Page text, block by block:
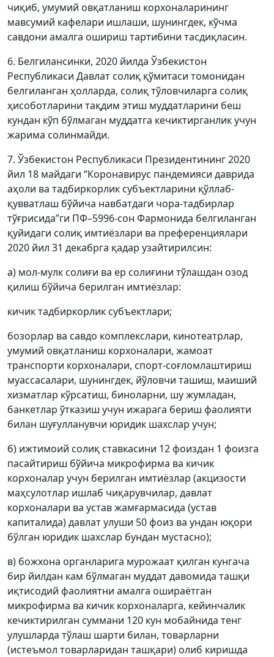
чиқиб, умумий овқатланиш корхоналарининг
мавсумий кафелари ишлаши, шунингдек, кўчма
савдони амалга ошириш тартибини тасдиқласин.
6. Белгилансинки, 2020 йилда Ўзбекистон
Республикаси Давлат солиқ қўмитаси томонидан
белгиланган ҳолларда, солиқ тўловчиларга солиқ
ҳисоботларини тақдим этиш муддатларини беш
кундан кўп бўлмаган муддатга кечиктирганлик учун
жарима солинмайди.
7. Ўзбекистон Республикаси Президентининг 2020
йил 18 майдаги “Коронавирус пандемияси даврида
аҳоли ва тадбиркорлик субъектларини қўллаб-
қувватлаш бўйича навбатдаги чора-тадбирлар
тўғрисида”ги ПФ–5996-сон Фармонида белгиланган
қуйидаги солиқ имтиёзлари ва преференциялари
2020 йил 31 декабрга қадар узайтирилсин:
а) мол-мулк солиғи ва ер солиғини тўлашдан озод
қилиш бўйича берилган имтиёзлар:
кичик тадбиркорлик субъектлари;
бозорлар ва савдо комплекслари, кинотеатрлар,
умумий овқатланиш корхоналари, жамоат
транспорти корхоналари, спорт-соғломлаштириш
муассасалари, шунингдек, йўловчи ташиш, маиший
хизматлар кўрсатиш, биноларни, шу жумладан,
банкетлар ўтказиш учун ижарага бериш фаолияти
билан шуғулланувчи юридик шахслар учун;
б) ижтимоий солиқ ставкасини 12 фоиздан 1 фоизга
пасайтириш бўйича микрофирма ва кичик
корхоналар учун берилган имтиёзлар (акцизости
маҳсулотлар ишлаб чиқарувчилар, давлат
корхоналари ва устав жамғармасида (устав
капиталида) давлат улуши 50 фоиз ва ундан юқори
бўлган юридик шахслар бундан мустасно);
в) божхона органларига мурожаат қилган кунгача
бир йилдан кам бўлмаган муддат давомида ташқи
иқтисодий фаолиятни амалга ошираётган
микрофирма ва кичик корхоналарга, кейинчалик
кечиктирилган суммани 120 кун мобайнида тенг
улушларда тўлаш шарти билан, товарларни
(истеъмол товарларидан ташқари) олиб киришда